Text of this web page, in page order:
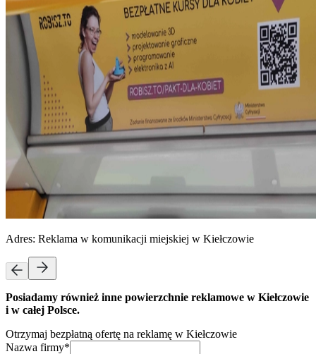
Adres: Reklama w komunikacji miejskiej w Kiełczowie
Posiadamy również inne powierzchnie reklamowe w Kiełczowie
i w całej Polsce.
Otrzymaj bezpłatną ofertę na reklamę w Kiełczowie
Nazwa firmy*